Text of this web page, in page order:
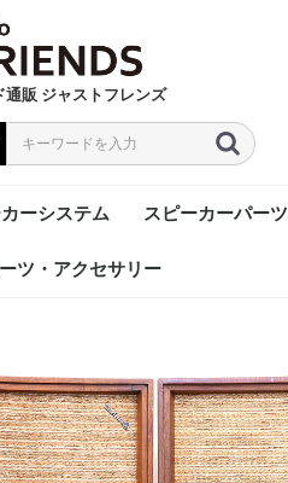
販 ジャストフレンズ
ーシステム スピーカーパーツ
ツ・アクセサリー